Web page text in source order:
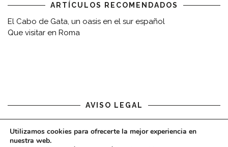
ARTÍCULOS RECOMENDADOS
El Cabo de Gata, un oasis en el sur español
Que visitar en Roma
AVISO LEGAL
Aviso legal
Utilizamos cookies para ofrecerte la mejor experiencia en
nuestra web.